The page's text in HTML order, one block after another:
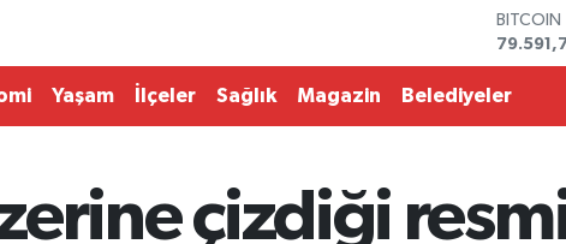
BITCOIN
DOLAR
G.ALTIN
Yaşam İlçeler Sağlık Magazin Belediyeler
çizdiği